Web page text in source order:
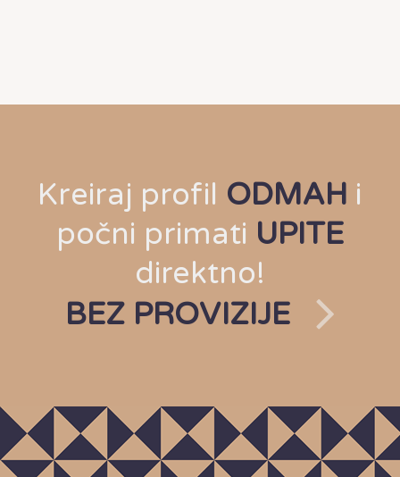
Kreiraj profil ODMAH i
počni primati UPITE
direktno!
BEZ PROVIZIJE